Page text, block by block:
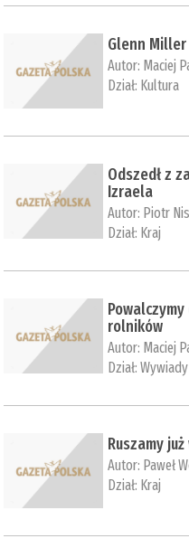
Glenn Miller
Autor: Maciej
Dział: Kultura
Odszedł z
Izraela
Autor: Piotr
Dział: Kraj
rolników
Autor: Maciej
Dział:Wywiady
Ruszamy
Autor: Paweł
Dział: Kraj